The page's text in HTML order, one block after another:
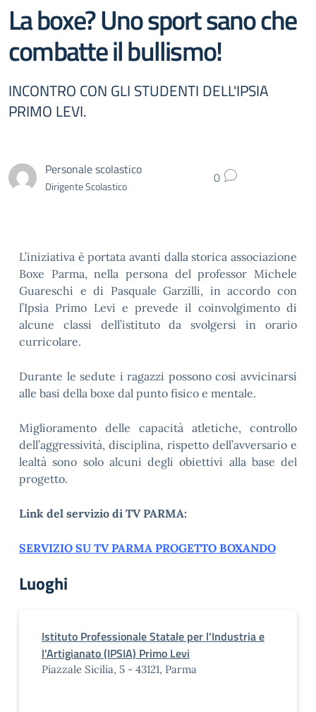
La boxe? Uno sport sano che
combatte il bullismo!
INCONTRO CON GLI STUDENTI DELL'IPSIA
PRIMO LEVI.
Personale scolastico
Dirigente Scolastico 0
L’iniziativa è portata avanti dalla storica associazione
Boxe Parma, nella persona del professor Michele
Guareschi e di Pasquale Garzilli, in accordo con
l’Ipsia Primo Levi e prevede il coinvolgimento di
alcune classi dell’istituto da svolgersi in orario
curricolare.
Durante le sedute i ragazzi possono così avvicinarsi
alle basi della boxe dal punto fisico e mentale.
Miglioramento delle capacità atletiche, controllo
dell’aggressività, disciplina, rispetto dell’avversario e
lealtà sono solo alcuni degli obiettivi alla base del
progetto.
Link del servizio di TV PARMA:
SERVIZIO SU TV PARMA PROGETTO BOXANDO
Luoghi
Istituto Professionale Statale per l'Industria e
l'Artigianato (IPSIA) Primo Levi
Piazzale Sicilia, 5 - 43121, Parma